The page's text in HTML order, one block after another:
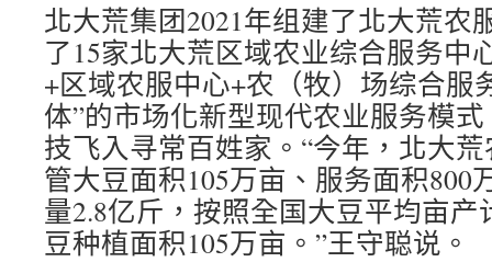
北大荒集团2021年组建了北大荒农
了15家北大荒区域农业综合服务中
+区域农服中心+农（牧）场综合服
体”的市场化新型现代农业服务模
技飞入寻常百姓家。“今年，北大
管大豆面积105万亩、服务面积800
量2.8亿斤，按照全国大豆平均亩
豆种植面积105万亩。”王守聪说。